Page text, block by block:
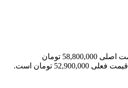
قیمت اصلی 58,800,000 تومان
قیمت فعلی 52,900,000 تومان است.